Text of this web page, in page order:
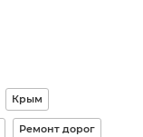
Крым
Ремонт дорог